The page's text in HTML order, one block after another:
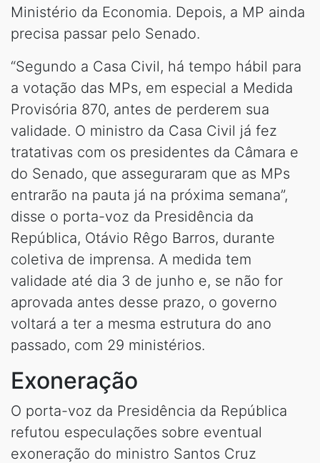
Ministério da Economia. Depois, a MP ainda
precisa passar pelo Senado.
“Segundo a Casa Civil, há tempo hábil para
a votação das MPs, em especial a Medida
Provisória 870, antes de perderem sua
validade. O ministro da Casa Civil já fez
tratativas com os presidentes da Câmara e
do Senado, que asseguraram que as MPs
entrarão na pauta já na próxima semana”,
disse o porta-voz da Presidência da
República, Otávio Rêgo Barros, durante
coletiva de imprensa. A medida tem
validade até dia 3 de junho e, se não for
aprovada antes desse prazo, o governo
voltará a ter a mesma estrutura do ano
passado, com 29 ministérios.
Exoneração
O porta-voz da Presidência da República
refutou especulações sobre eventual
exoneração do ministro Santos Cruz